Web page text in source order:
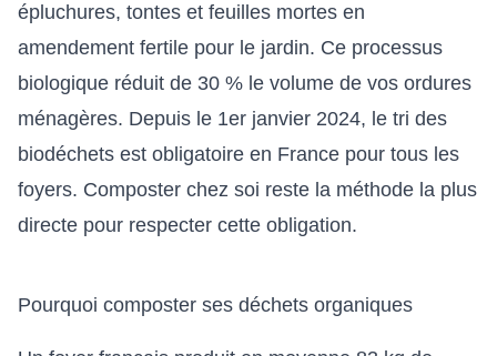
épluchures, tontes et feuilles mortes en
amendement fertile pour le jardin. Ce processus
biologique réduit de 30 % le volume de vos ordures
ménagères. Depuis le 1er janvier 2024, le tri des
biodéchets est obligatoire en France pour tous les
foyers. Composter chez soi reste la méthode la plus
directe pour respecter cette obligation.
Pourquoi composter ses déchets organiques